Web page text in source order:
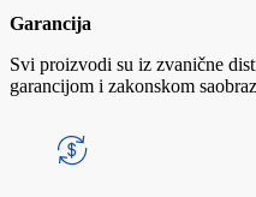
Garancija
Svi proizvodi su iz zvanične
garancijom i zakonskom